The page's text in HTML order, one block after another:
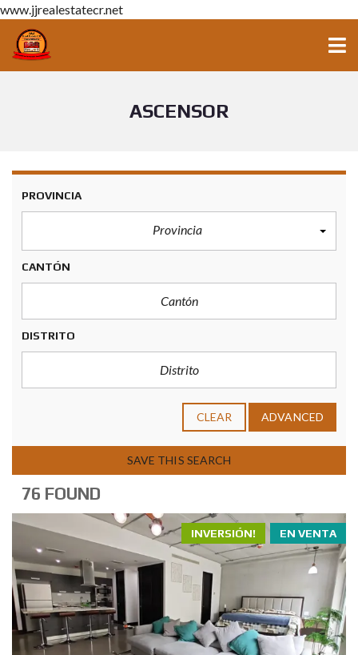
www.jjrealestatecr.net
ASCENSOR
PROVINCIA
Provincia
CANTÓN
DISTRITO
CLEAR ADVANCED
SAVE THIS SEARCH
76 FOUND
EN VENTA
INVERSIÓN!